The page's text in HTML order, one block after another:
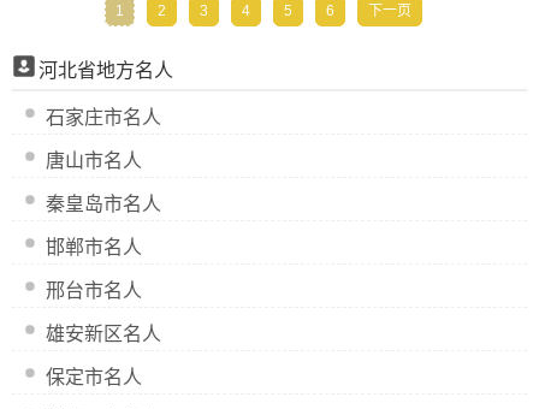
1
2 3 4 5 6 下一页
河北省地方名人
石家庄市名人
唐山市名人
秦皇岛市名人
邯郸市名人
邢台市名人
雄安新区名人
保定市名人